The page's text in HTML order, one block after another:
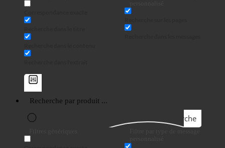
Recherche